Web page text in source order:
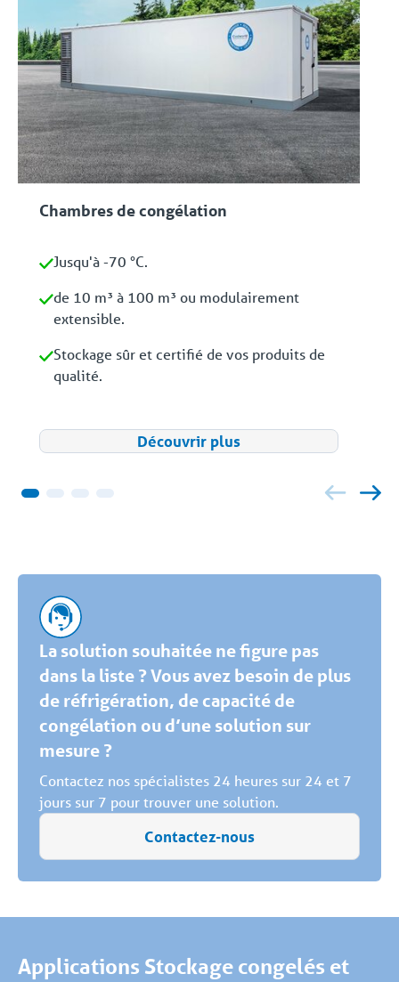
Chambres de congélation
Jusqu'à -70 °C.
de 10 m³ à 100 m³ ou modulairement
extensible.
Stockage sûr et certifié de vos produits de
qualité.
Découvrir plus
La solution souhaitée ne figure pas
dans la liste ? Vous avez besoin de plus
de réfrigération, de capacité de
congélation ou d’une solution sur
mesure ?
Contactez nos spécialistes 24 heures sur 24 et 7
jours sur 7 pour trouver une solution.
Contactez-nous
Applications Stockage congelés et